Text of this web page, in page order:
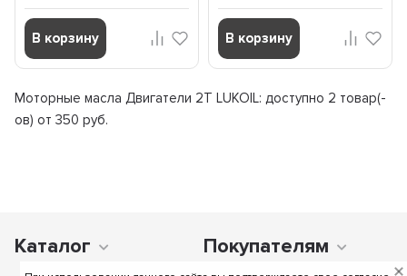
В корзину В корзину
Моторные масла Двигатели 2Т LUKOIL: доступно 2 товар(-
ов) от 350 руб.
Каталог Покупателям